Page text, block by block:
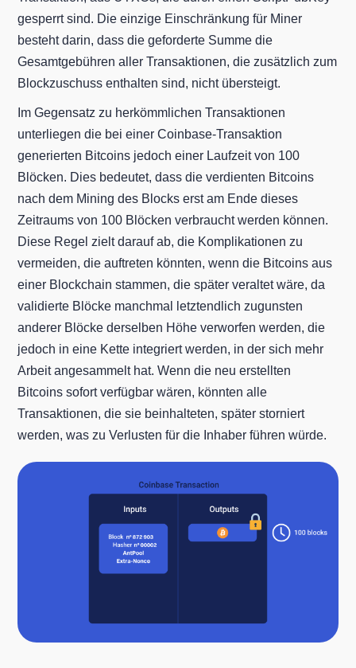
gesperrt sind. Die einzige Einschränkung für Miner
besteht darin, dass die geforderte Summe die
Gesamtgebühren aller Transaktionen, die zusätzlich zum
Blockzuschuss enthalten sind, nicht übersteigt.
Im Gegensatz zu herkömmlichen Transaktionen
unterliegen die bei einer Coinbase-Transaktion
generierten Bitcoins jedoch einer Laufzeit von 100
Blöcken. Dies bedeutet, dass die verdienten Bitcoins
nach dem Mining des Blocks erst am Ende dieses
Zeitraums von 100 Blöcken verbraucht werden können.
Diese Regel zielt darauf ab, die Komplikationen zu
vermeiden, die auftreten könnten, wenn die Bitcoins aus
einer Blockchain stammen, die später veraltet wäre, da
validierte Blöcke manchmal letztendlich zugunsten
anderer Blöcke derselben Höhe verworfen werden, die
jedoch in eine Kette integriert werden, in der sich mehr
Arbeit angesammelt hat. Wenn die neu erstellten
Bitcoins sofort verfügbar wären, könnten alle
Transaktionen, die sie beinhalteten, später storniert
werden, was zu Verlusten für die Inhaber führen würde.